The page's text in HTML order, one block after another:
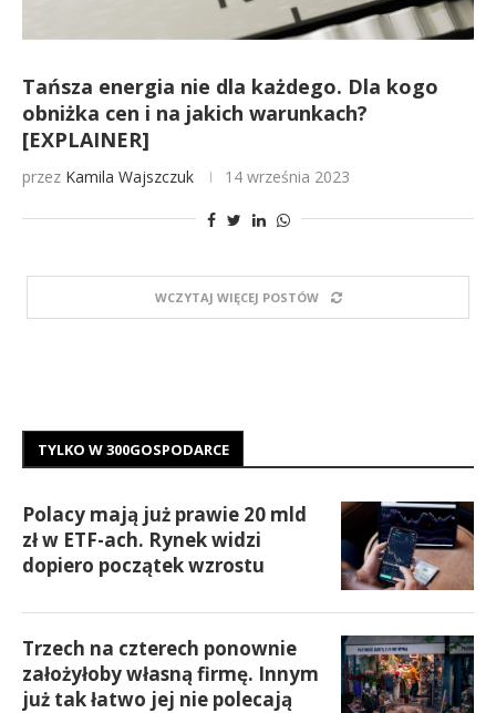
Tańsza energia nie dla każdego. Dla kogo
obniżka cen i na jakich warunkach?
[EXPLAINER]
przez Kamila Wajszczuk 14 września 2023
WCZYTAJ WIĘCEJ POSTÓW
TYLKO W 300GOSPODARCE
Polacy mają już prawie 20 mld
zł w ETF-ach. Rynek widzi
dopiero początek wzrostu
Trzech na czterech ponownie
założyłoby własną firmę. Innym
już tak łatwo jej nie polecają